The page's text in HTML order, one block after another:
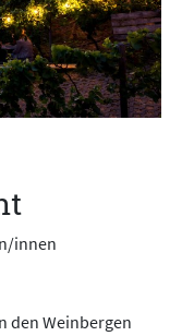
innen
den Weinbergen